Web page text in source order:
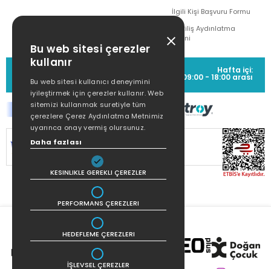
İlgili Kişi Başvuru Formu
Çekiliş Aydınlatma
Metni
MÜŞTERİ HİZMETLERİ
(0212) 373 77 00
Hafta içi:
09:00 - 18:00 arası
SİTEMİZ
KORUNMAKTADIR.
Bu web sitesi çerezler
kullanır
Bu web sitesi kullanıcı deneyimini
iyileştirmek için çerezler kullanır. Web
sitemizi kullanmak suretiyle tüm
çerezlere Çerez Aydınlatma Metnimiz
uyarınca onay vermiş olursunuz.
Daha fazlası
KESINLIKLE GEREKLI ÇEREZLER
PERFORMANS ÇEREZLERI
HEDEFLEME ÇEREZLERI
İŞLEVSEL ÇEREZLER